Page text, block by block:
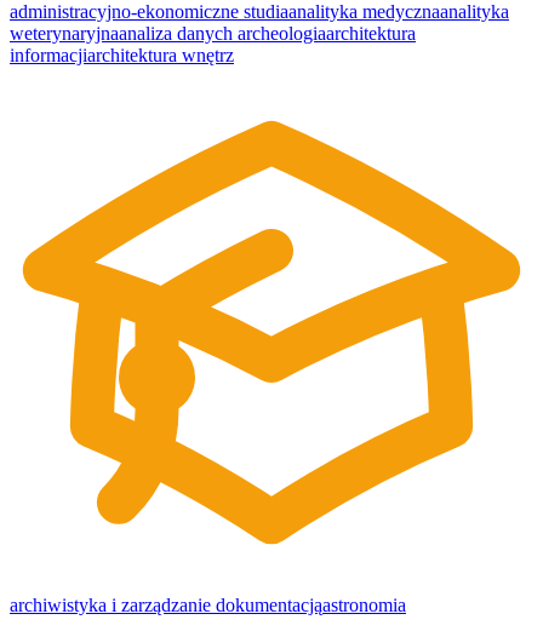
administracyjno-ekonomiczne studiaanalityka medycznaanalityka
weterynaryjnaanaliza danych archeologiaarchitektura
informacjiarchitektura wnętrz
archiwistyka i zarządzanie dokumentacjąastronomia